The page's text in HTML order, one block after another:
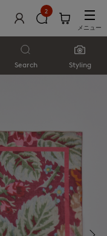
2
メニュー
Search Styling